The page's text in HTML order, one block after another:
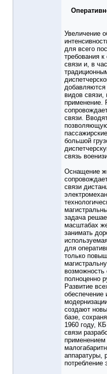
Увеличение
для всего
требования
связи и, в
добавляются
видов связи,
применение.
связи.
большой
связь
Оснащение
связи
задача
масштабах
занимать
для
только
полноценно
Развитие
обеспечение
создают
базе,
1960 году,
связи
применением
аппаратуры,
потребление